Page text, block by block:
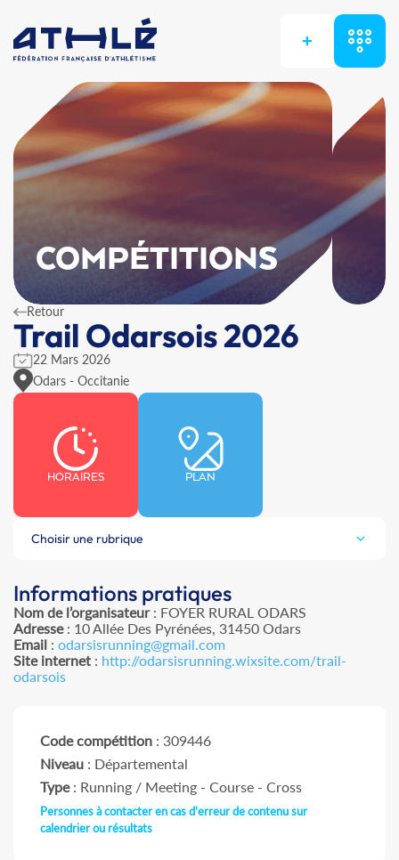
+
COMPÉTITIONS
Retour
Trail Odarsois 2026
22 Mars 2026
Odars - Occitanie
HORAIRES PLAN
Choisir une rubrique
Informations pratiques
Nom de l’organisateur: FOYER RURAL ODARS
Adresse: 10 Allée Des Pyrénées, 31450 Odars
Email : odarsisrunning@gmail.com
Site internet : http://odarsisrunning.wixsite.com/trail-
odarsois
Code compétition : 309446
Niveau : Départemental
Type: Running / Meeting - Course - Cross
Personnes à contacter en cas d'erreur de contenu sur
calendrier ou résultats